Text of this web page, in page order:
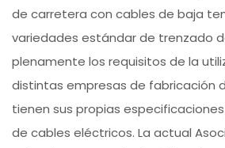
de carretera con cables de baja
variedades estándar de trenzado
plenamente los requisitos de la
distintas empresas de fabricación
tienen sus propias
de cables eléctricos. La actual